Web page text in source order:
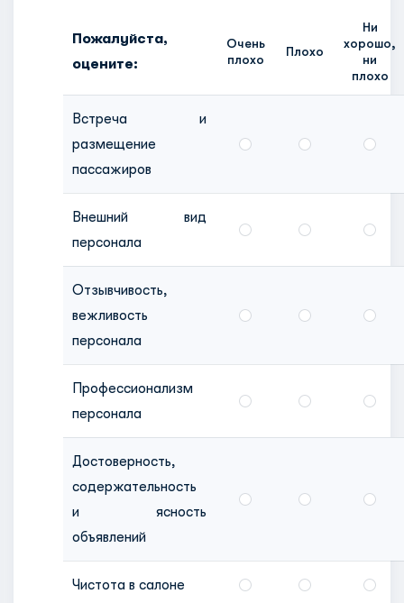
Пожалуйста,
оцените:
Очень
плохо
Плохо
Ни
хорошо,
ни
плохо
Встреча и
размещение
пассажиров
Внешний вид
персонала
Отзывчивость,
вежливость
персонала
Профессионализм
персонала
Достоверность,
содержательность
и ясность
объявлений
Чистота в салоне